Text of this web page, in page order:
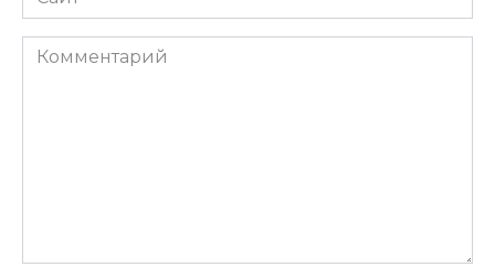
Комментарий